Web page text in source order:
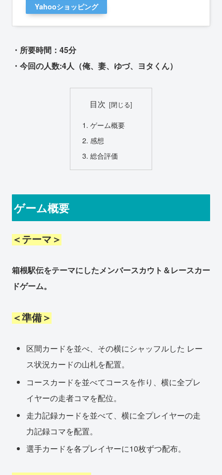
Yahooショッピング
・所要時間：45分
・今回の人数:4人（俺、妻、ゆづ、ヨタくん）
目次
ゲーム概要
感想
総合評価
ゲーム概要
＜テーマ＞
箱根駅伝をテーマにしたメンバースカウト＆レースカー
ドゲーム。
＜準備＞
区間カードを並べ、その横にシャッフルした レー
ス状況カードの山札を配置。
コースカードを並べてコースを作り、横に全プレ
イヤーの走者コマを配位。
走力記録カードを並べて、横に全プレイヤーの走
力記録コマを配置。
選手カードを各プレイヤーに10枚ずつ配布。